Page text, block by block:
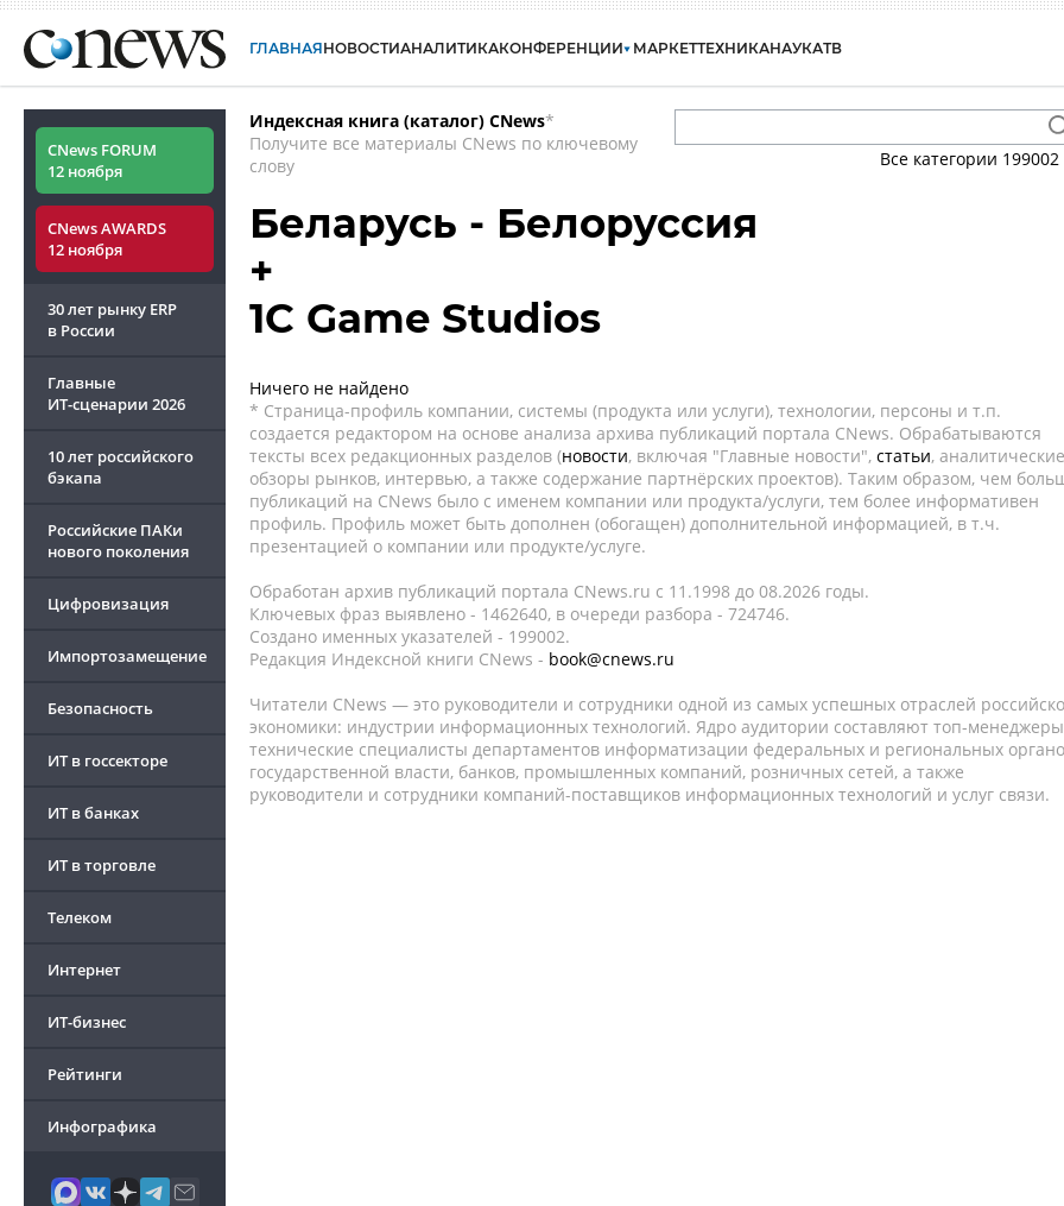
ГЛАВНАЯНОВОСТИАНАЛИТИКАКОНФЕРЕНЦИИ МАРКЕТТЕХНИКАНАУКАТВ
CNews FORUM
12 ноября
CNews AWARDS
12 ноября
30 лет рынку ERP
в России
Главные
ИТ-сценарии 2026
10 лет российского
бэкапа
Российские ПАКи
нового поколения
Цифровизация
Импортозамещение
Безопасность
ИТ в госсекторе
ИТ в банках
ИТ в торговле
Телеком
Интернет
ИТ-бизнес
Рейтинги
Инфографика
Индексная книга (каталог) CNews*
Получите все материалы CNews по ключевому
слову
Все категории 199002
Беларусь - Белоруссия
+
1С Game Studios
Ничего не найдено
* Страница-профиль компании, системы (продукта или услуги), технологии, персоны и т.п.
создается редактором на основе анализа архива публикаций портала CNews. Обрабатываются
тексты всех редакционных разделов (новости, включая "Главные новости", статьи, аналитические
обзоры рынков, интервью, а также содержание партнёрских проектов). Таким образом, чем
публикаций на CNews было с именем компании или продукта/услуги, тем более информативен
профиль. Профиль может быть дополнен (обогащен) дополнительной информацией, в т.ч.
презентацией о компании или продукте/услуге.
Обработан архив публикаций портала CNews.ru c 11.1998 до 08.2026 годы.
Ключевых фраз выявлено - 1462640, в очереди разбора - 724746.
Создано именных указателей - 199002.
Редакция Индексной книги CNews - book@cnews.ru
Читатели CNews — это руководители и сотрудники одной из самых успешных отраслей
экономики: индустрии информационных технологий. Ядро аудитории составляют топ-
технические специалисты департаментов информатизации федеральных и региональных
государственной власти, банков, промышленных компаний, розничных сетей, а также
руководители и сотрудники компаний-поставщиков информационных технологий и услуг связи.